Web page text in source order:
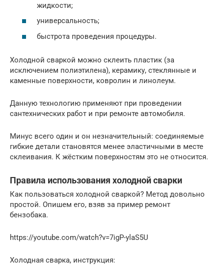
жидкости;
универсальность;
быстрота проведения процедуры.
Холодной сваркой можно склеить пластик (за
исключением полиэтилена), керамику, стеклянные и
каменные поверхности, ковролин и линолеум.
Данную технологию применяют при проведении
сантехнических работ и при ремонте автомобиля.
Минус всего один и он незначительный: соединяемые
гибкие детали становятся менее эластичными в месте
склеивания. К жёстким поверхностям это не относится.
Правила использования холодной сварки
Как пользоваться холодной сваркой? Метод довольно
простой. Опишем его, взяв за пример ремонт
бензобака.
https://youtube.com/watch?v=7igP-ylaS5U
Холодная сварка, инструкция: